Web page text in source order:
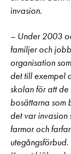
invasion.
– Under 2003
familjer och
organisation
det till exempel
skolan för att de
bosättarna som
det var invasion
farmor och